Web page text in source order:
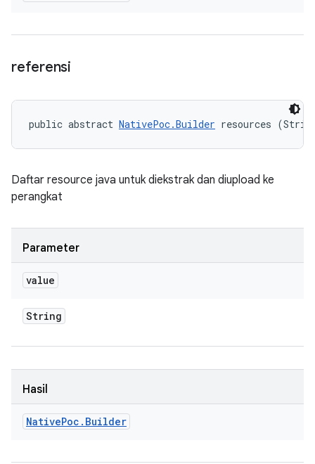
referensi
public abstract NativePoc.Builder resources
Daftar resource java untuk diekstrak dan diupload ke
perangkat
Parameter
value
String
Hasil
NativePoc . Builder